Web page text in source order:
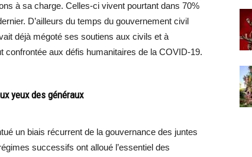
à sa charge. Celles-ci vivent pourtant dans 70%
D’ailleurs du temps du gouvernement civil
déjà mégoté ses soutiens aux civils et à
confrontée aux défis humanitaires de la COVID-19.
yeux des généraux
un biais récurrent de la gouvernance des juntes
successifs ont alloué l’essentiel des